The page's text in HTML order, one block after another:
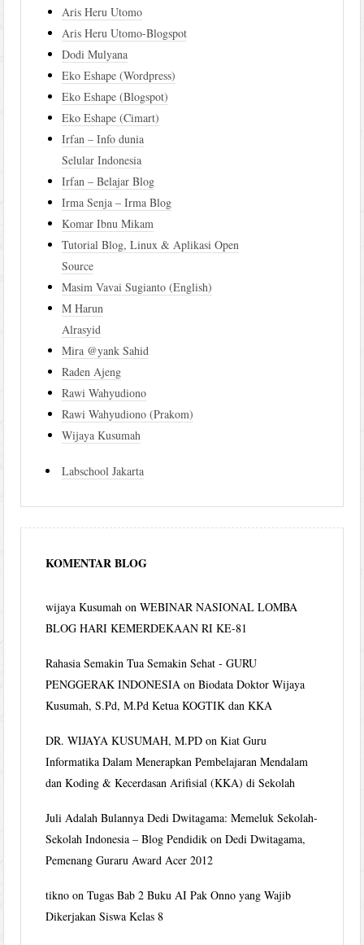
Aris Heru Utomo
Aris Heru Utomo-Blogspot
Dodi Mulyana
Eko Eshape (Wordpress)
Eko Eshape (Blogspot)
Eko Eshape (Cimart)
Irfan – Info dunia
Selular Indonesia
Irfan – Belajar Blog
Irma Senja – Irma Blog
Komar Ibnu Mikam
Tutorial Blog, Linux & Aplikasi Open
Source
Masim Vavai Sugianto (English)
M Harun
Alrasyid
Mira @yank Sahid
Raden Ajeng
Rawi Wahyudiono
Rawi Wahyudiono (Prakom)
Wijaya Kusumah
Labschool Jakarta
KOMENTAR BLOG
wijaya Kusumah onWEBINAR NASIONAL LOMBA
BLOG HARI KEMERDEKAAN RI KE-81
Rahasia Semakin Tua Semakin Sehat - GURU
PENGGERAK INDONESIA onBiodata Doktor Wijaya
Kusumah, S.Pd, M.Pd Ketua KOGTIK dan KKA
DR. WIJAYA KUSUMAH, M.PD onKiat Guru
Informatika Dalam Menerapkan Pembelajaran Mendalam
dan Koding & Kecerdasan Arifisial (KKA) di Sekolah
Juli Adalah Bulannya Dedi Dwitagama: Memeluk Sekolah-
Sekolah Indonesia – Blog Pendidik onDedi Dwitagama,
Pemenang Guraru Award Acer 2012
tikno onTugas Bab 2 Buku AI Pak Onno yang Wajib
Dikerjakan Siswa Kelas 8